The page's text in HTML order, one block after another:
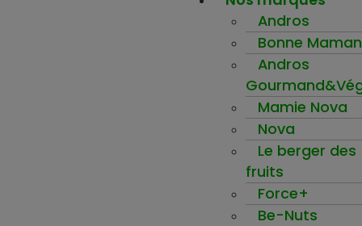
Andros
Bonne Maman
Andros
Mamie Nova
Nova
Le berger des
fruits
Force+
Be-Nuts